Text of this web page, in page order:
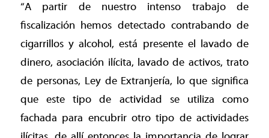
“A partir de nuestro intenso trabajo de
fiscalización hemos detectado contrabando de
cigarrillos y alcohol, está presente el lavado de
dinero, asociación ilícita, lavado de activos, trato
de personas, Ley de Extranjería, lo que significa
que este tipo de actividad se utiliza como
fachada para encubrir otro tipo de actividades